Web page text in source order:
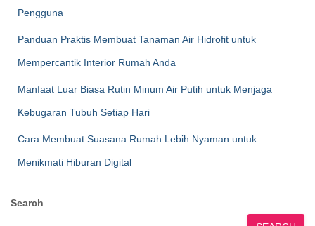
Pengguna
Panduan Praktis Membuat Tanaman Air Hidrofit untuk
Mempercantik Interior Rumah Anda
Manfaat Luar Biasa Rutin Minum Air Putih untuk Menjaga
Kebugaran Tubuh Setiap Hari
Cara Membuat Suasana Rumah Lebih Nyaman untuk
Menikmati Hiburan Digital
Search